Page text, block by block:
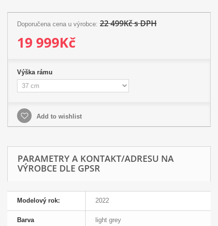
Doporučena cena u výrobce: 22 499Kč s DPH
19 999Kč
Výška rámu
Add to wishlist
PARAMETRY A KONTAKT/ADRESU NA
VÝROBCE DLE GPSR
Modelový rok: 2022
Barva light grey